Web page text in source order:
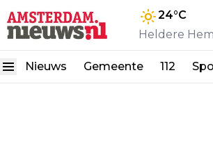
24°C
Heldere
Nieuws Gemeente 112